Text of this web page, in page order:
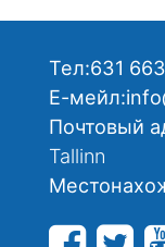
Тел:631
Е-мейл:
Почтовый
Tallinn